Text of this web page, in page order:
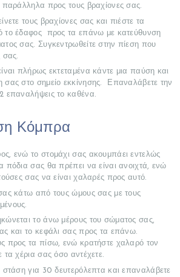
παράλληλα προς τους βραχίονες σας.
τους βραχίονες σας και πιέστε τα
το έδαφος προς τα επάνω με κατεύθυνση
σας. Συγκεντρωθείτε στην πίεση που
σας.
πλήρως εκτεταμένα κάντε μια παύση και
σας στο σημείο εκκίνησης. Επαναλάβετε την
επαναλήψεις το καθένα.
Κόμπρα
ενώ το στομάχι σας ακουμπάει εντελώς
πόδια σας θα πρέπει να είναι ανοιχτά, ενώ
σας να είναι χαλαρές προς αυτό.
κάτω από τους ώμους σας με τους
το άνω μέρους του σώματος σας,
και το κεφάλι σας προς τα επάνω.
προς τα πίσω, ενώ κρατήστε χαλαρό τον
τα χέρια σας όσο αντέχετε.
στάση για 30 δευτερόλεπτα και επαναλάβετε